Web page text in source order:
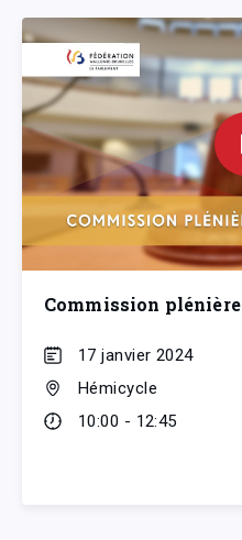
Commission plénière
17 janvier 2024
Hémicycle
10:00 - 12:45